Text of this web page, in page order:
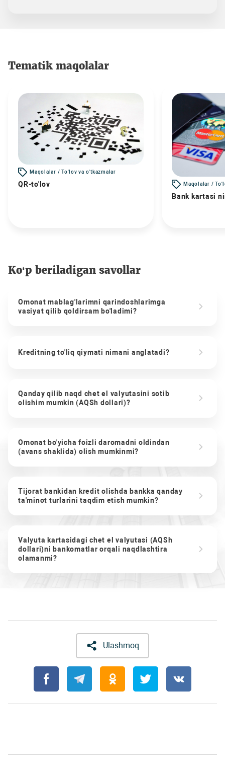
Tematik maqolalar
Maqolalar / To'lov va o'tkazmalar
QR-to'lov Maqolalar /
Bank kartasi
Ko‘p beriladigan savollar
Omonat mablag'larimni qarindoshlarimga
vasiyat qilib qoldirsam bo'ladimi?
Kreditning to'liq qiymati nimani anglatadi?
Qanday qilib naqd chet el valyutasini sotib
olishim mumkin (AQSh dollari)?
Omonat bo'yicha foizli daromadni oldindan
(avans shaklida) olish mumkinmi?
Tijorat bankidan kredit olishda bankka qanday
ta'minot turlarini taqdim etish mumkin?
Valyuta kartasidagi chet el valyutasi (AQSh
dollari)ni bankomatlar orqali naqdlashtira
olamanmi?
Ulashmoq